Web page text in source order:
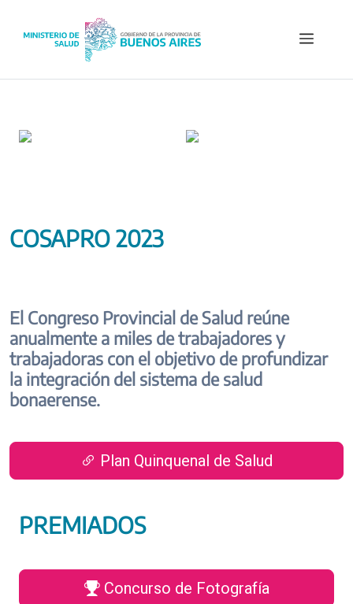
Menú
COSAPRO 2023
El Congreso Provincial de Salud reúne
anualmente a miles de trabajadores y
trabajadoras con el objetivo de profundizar
la integración del sistema de salud
bonaerense.
Plan Quinquenal de Salud
PREMIADOS
Concurso de Fotografía